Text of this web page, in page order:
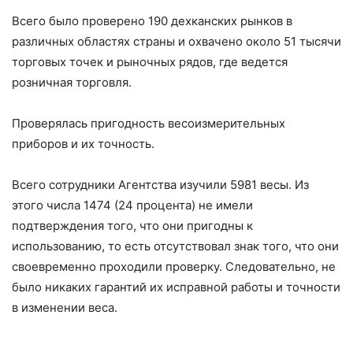
Всего было проверено 190 дехканских рынков в
различных областях страны и охвачено около 51 тысячи
торговых точек и рыночных рядов, где ведется
розничная торговля.
Проверялась пригодность весоизмерительных
приборов и их точность.
Всего сотрудники Агентства изучили 5981 весы. Из
этого числа 1474 (24 процента) не имели
подтверждения того, что они пригодны к
использованию, то есть отсутствовал знак того, что они
своевременно проходили проверку. Следовательно, не
было никаких гарантий их исправной работы и точности
в изменении веса.